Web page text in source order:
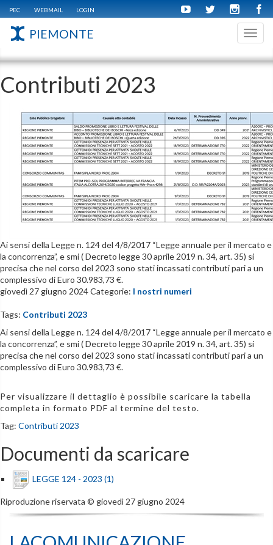
PEC WEBMAIL LOGIN
PIEMONTE
Contributi 2023
Ai sensi della Legge n. 124 del 4/8/2017 “Legge annuale per il mercato e
la concorrenza”, e smi ( Decreto legge 30 aprile 2019 n. 34, art. 35) si
precisa che nel corso del 2023 sono stati incassati contributi pari a un
complessivo di Euro 30.983,73 €.
giovedì 27 giugno 2024Categorie: I nostri numeri
Tags: Contributi 2023
Ai sensi della Legge n. 124 del 4/8/2017 “Legge annuale per il mercato e
la concorrenza”, e smi ( Decreto legge 30 aprile 2019 n. 34, art. 35) si
precisa che nel corso del 2023 sono stati incassati contributi pari a un
complessivo di Euro 30.983,73 €.
Per visualizzare il dettaglio è possibile scaricare la tabella
completa in formato PDF al termine del testo.
Tag: Contributi 2023
Documenti da scaricare
LEGGE 124 - 2023 (1)
Riproduzione riservata © giovedì 27 giugno 2024